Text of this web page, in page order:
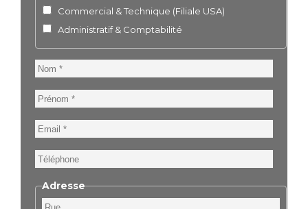
Commercial & Technique (Filiale USA)
Administratif & Comptabilité
Nom
Prénom
Email
Téléphone
Adresse
Rue